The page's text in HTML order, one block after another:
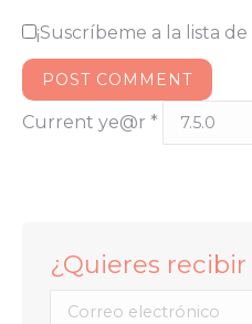
¡Suscríbeme a la lista
POST COMMENT
Current ye@r *
¿Quieres